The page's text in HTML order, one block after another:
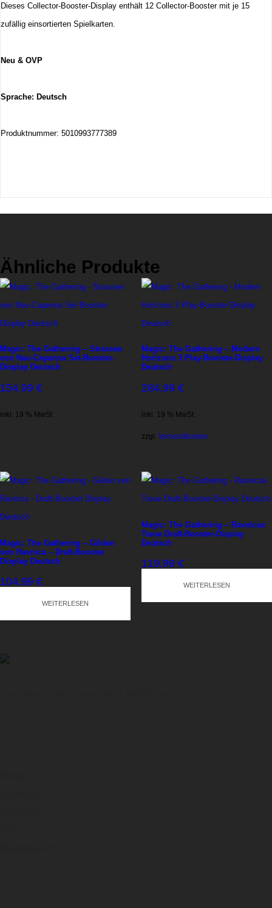
Dieses Collector-Booster-Display enthält 12 Collector-Booster mit je 15
zufällig einsortierten Spielkarten.
Neu & OVP
Sprache: Deutsch
Produktnummer: 5010993777389
Ähnliche Produkte
Magic: The Gathering – Strassen
von Neu-Capenna Set-Booster-
Display Deutsch
154,99 €
inkl. 19 % MwSt.
Magic: The Gathering – Modern
Horizons 3 Play-Booster-Display
Deutsch
284,99 €
inkl. 19 % MwSt.
zzgl. Versandkosten
Magic: The Gathering – Gilden
von Ravnica – Draft-Booster
Display Deutsch
104,99 €
inkl. 19 % MwSt.
WEITERLESEN
Magic: The Gathering – Ravnicas
Treue Draft-Booster-Display
Deutsch
119,99 €
inkl. 19 % MwSt.
WEITERLESEN